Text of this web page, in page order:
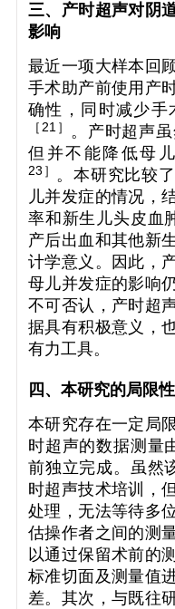
三、产时超声对阴
影响
最近一项大样本回
手术助产前使用产
确性，同时减少手
［ 21 ］ 。产时超声
但并不能降低母
23 ］ 。本研究比较
儿并发症的情况，
率和新生儿头皮血
产后出血和其他新
计学意义。因此，
母儿并发症的影响
不可否认，产时超
据具有积极意义，
有力工具。
四、本研究的局限性
本研究存在一定局
时超声的数据测量
前独立完成。虽然
时超声技术培训，
处理，无法等待多
估操作者之间的测
以通过保留术前的
标准切面及测量值
差。其次，与既往